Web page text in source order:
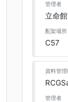
管理者
立命
配架場所
C57
資料管理
管理者